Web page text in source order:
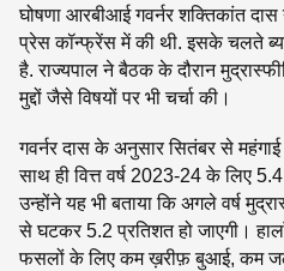
घोषणा आरबीआई गवर्नर शक्तिकांत
प्रेस कॉन्फ्रेंस में की थी. इसके चलते
है. राज्यपाल ने बैठक के दौरान
मुद्दों जैसे विषयों पर भी चर्चा की।
गवर्नर दास के अनुसार सितंबर से
साथ ही वित्त वर्ष 2023-24 के लिए
उन्होंने यह भी बताया कि अगले वर्ष
से घटकर 5.2 प्रतिशत हो जाएगी।
फसलों के लिए कम ख़रीफ़ बुआई, कम